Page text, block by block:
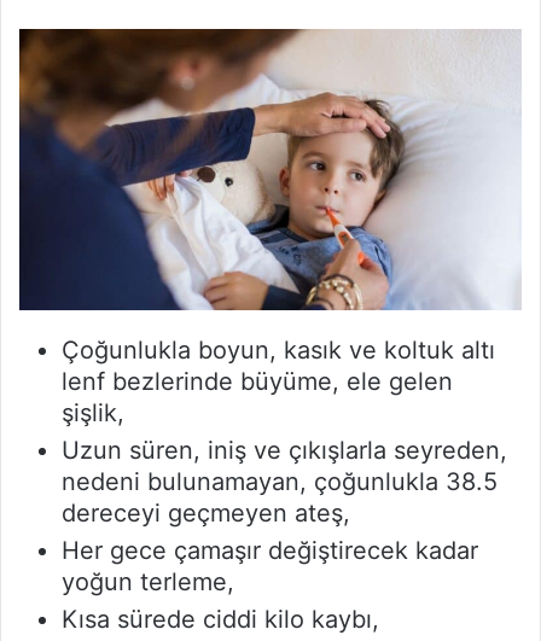
Çoğunlukla boyun, kasık ve koltuk altı
lenf bezlerinde büyüme, ele gelen
şişlik,
Uzun süren, iniş ve çıkışlarla seyreden,
nedeni bulunamayan, çoğunlukla 38.5
dereceyi geçmeyen ateş,
Her gece çamaşır değiştirecek kadar
yoğun terleme,
Kısa sürede ciddi kilo kaybı,